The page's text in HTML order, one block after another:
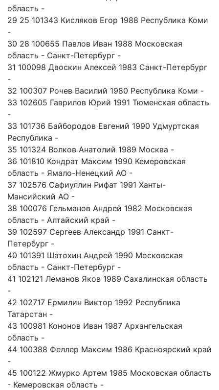
область -
29 25 101343 Кисляков Егор 1988 Республика Коми
-
30 28 100655 Павлов Иван 1988 Московская
область - Санкт-Петербург -
31 100098 Двоскин Алексей 1983 Санкт-Петербург
-
32 100307 Рочев Василий 1980 Республика Коми -
33 102605 Гаврилов Юрий 1991 Тюменская область
-
33 101736 Байбородов Евгений 1990 Удмуртская
Республика -
35 101324 Волков Анатолий 1989 Москва -
36 101810 Кондрат Максим 1990 Кемеровская
область - Ямало-Ненецкий АО -
37 102576 Сафиуллин Рифат 1991 Ханты-
Мансийский АО -
38 100076 Гельманов Андрей 1982 Московская
область - Алтайский край -
39 102597 Сергеев Александр 1991 Санкт-
Петербург -
40 101391 Шатохин Андрей 1990 Московская
область - Санкт-Петербург -
41 102121 Леманов Яков 1989 Сахалинская область
-
42 102717 Ермилин Виктор 1992 Республика
Татарстан -
43 100981 Кононов Иван 1987 Архангельская
область -
44 100388 Феллер Максим 1986 Красноярский край
-
45 100122 Жмурко Артем 1985 Московская область
- Кемеровская область -